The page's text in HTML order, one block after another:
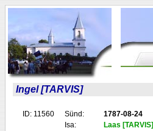
Ingel [TARVIS]
ID: 11560 Sünd:
1787-08-24
Isa:
Laas [TARVIS]